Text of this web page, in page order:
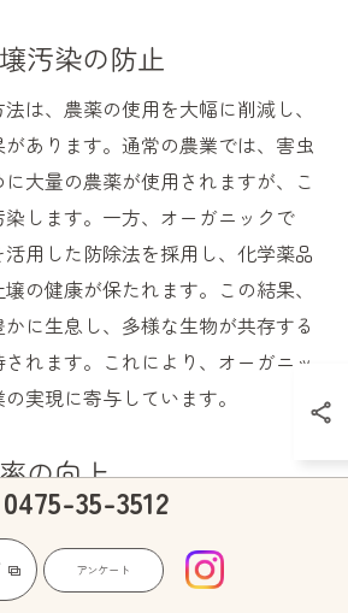
汚染の防止
は、農薬の使用を大幅に削減し、
あります。通常の農業では、害虫
大量の農薬が使用されますが、こ
します。一方、オーガニックで
用した防除法を採用し、化学薬品
の健康が保たれます。この結果、
に生息し、多様な生物が共存する
れます。これにより、オーガニッ
実現に寄与しています。
の向上
、エネルギー効率の向上にも大きく
料や農薬を使用しないことで、これ
される大量のエネルギーを削減でき
0475-35-3512
アンケート